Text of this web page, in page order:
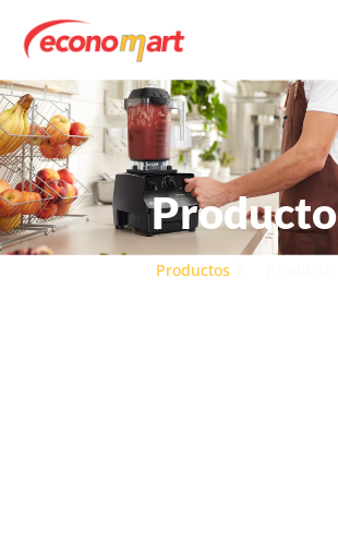
Producto
Productos